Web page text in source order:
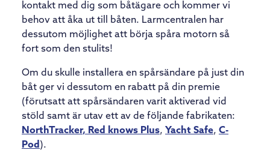
kontakt med dig som båtägare och kommer vi
behov att åka ut till båten. Larmcentralen har
dessutom möjlighet att börja spåra motorn så
fort som den stulits!
Om du skulle installera en spårsändare på just din
båt ger vi dessutom en rabatt på din premie
(förutsatt att spårsändaren varit aktiverad vid
stöld samt är utav ett av de följande fabrikaten:
NorthTracker, Red knows Plus, Yacht Safe, C-
Pod ).